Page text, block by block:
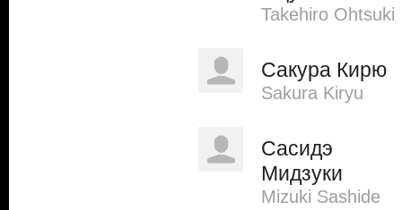
Takehiro Ohtsuki
Сакура Кирю
Sakura Kiryu
Сасидэ
Мидзуки
Mizuki Sashide